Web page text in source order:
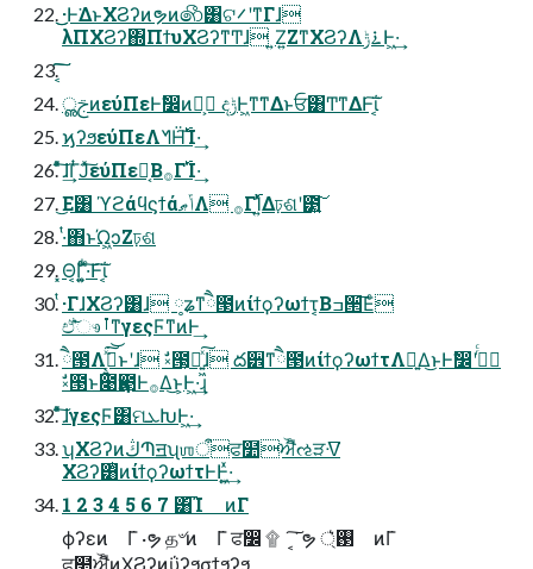
͜͜·Ͱ͘ΔͱΧϨʔͷຯͷ෯͸ଟ࠼ʹͳΓɺ
λΠΧϨʔ΍ΠϯυΧϨʔͳͲɺ ͍Ζ͍ΖͳΧϨʔΛ࠶ݱͰ͖·͢
ࢢൢͷεύΠεͰࣗ෼ͷຯ͕ දݱͰ͖ͳ͘ͳΔͱਓ͸Ͳ͏ͳΔͰ͠ΐ͏͔
ϗʔϧεύΠεΛᖿḦ࢝͠Ί·͢
ͦͯ͠ɺ͢ΓͭͿͯ͠εύΠεค͔Β࡞Γ࢝Ί·͢
͜Ε͸ ϓϩάϥϛϯάݴޠΛ ࡞Γ࢝Ί͍ͯΔঢ়ଶʹ౳͍͠
·ͭ΋ͱΏ͖ͻΖঢ়ଶ
͓Θ͔Γ͍͚ͨͩ·ͨ͠Ͱ͠ΐ͏͔
ͭ·ΓɺΧϨʔ͸ɺ ༷ʑͳཻ౓ͷίϯϙʔωϯτ͔Βߏ੒͞Εͨ
ඒ͘͠ෳࡶͳγεςϜͳͷͰ͢
ཻ౓Λࡉ͔͍ͯ͘͘͠͝ͱʹɺ ࣗ༝౓͕૿͍͖ͯ͠ɺ ద੾ͳཻ౓ͷίϯϙʔωϯτΛ༻͍Δ͜ͱͰࣗ෼ʹ߹ͬͨ
ࣗ༝౓ͱ೉қ౓Ͱ࡞Δ͜ͱ͕Ͱ͖·͢ɻ
ͦͯ͠ɺγεςϜ͸ମܥԽͰ͖·͢
ʮΧϨʔͷڭՊॻʯஶऀਫ໺ਔีઌੜᐌ͘
ΧϨʔ͸̓ͭͷίϯϙʔωϯτͰͰ͖͍ͯ·͢
1 2 3 4 5 6 7 ͸͡Ί ͷ߳Γ
ϕʔεͷ ߳Γ ͏·ຯ த৺ͷ ߳Γ ਫ෼ ۩ ͔͘͠ຯ ࢓্͛ ͷ߳Γ
ਫ໺ਔีͷΧϨʔͷΰʔϧσϯϧʔϧ